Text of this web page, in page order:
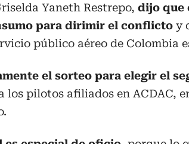
Yaneth Restrepo, dijo que
para dirimir el conflicto y
público aéreo de Colombia
el sorteo para elegir el
los pilotos afiliados en ACDAC,